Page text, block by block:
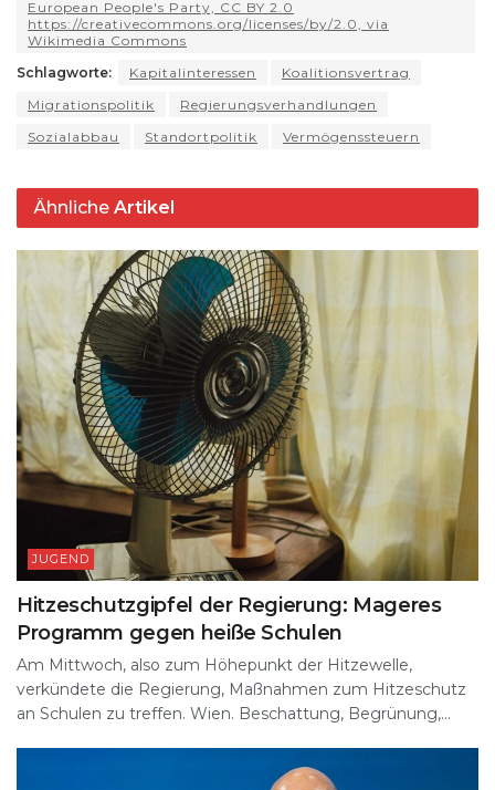
A
p
p
ra
m
b
o
o
k
k
y
d
s
t
e
European People's Party, CC BY 2.0
https://creativecommons.org/licenses/by/2.0, via
Wikimedia Commons
Schlagworte:
Kapitalinteressen
Koalitionsvertrag
Migrationspolitik
Regierungsverhandlungen
Sozialabbau
Standortpolitik Vermögenssteuern
Ähnliche Artikel
JUGEND
Hitzeschutzgipfel der Regierung: Mageres
Programm gegen heiße Schulen
Am Mittwoch, also zum Höhepunkt der Hitzewelle,
verkündete die Regierung, Maßnahmen zum Hitzeschutz
an Schulen zu treffen. Wien. Beschattung, Begrünung,...